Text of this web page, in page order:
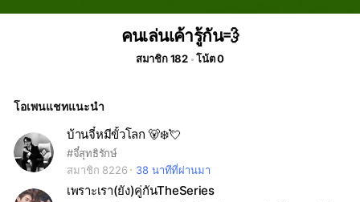
คนเล่นเค้ารู้กัน💨
สมาชิก 182 โน้ต 0
โอเพนแชทแนะนำ
บ้านจี๋หมีขั้วโลก 🐻‍❄️💘
#จี๋สุทธิรักษ์
สมาชิก 8226
38 นาทีที่ผ่านมา
เพราะเรา(ยัง)คู่กันTheSeries